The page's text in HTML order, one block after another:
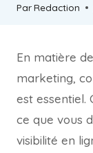
ParRedaction
En matière
marketing,
est essentiel.
ce que vous
visibilité en